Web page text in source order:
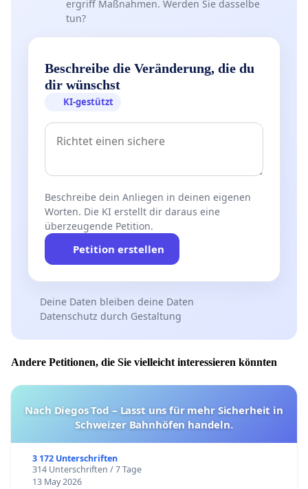
ergriff Maßnahmen. Werden Sie dasselbe
tun?
Beschreibe die Veränderung, die du
dir wünschst
KI-gestützt
Beschreibe dein Anliegen in deinen eigenen
Worten. Die KI erstellt dir daraus eine
überzeugende Petition.
Petition erstellen
Deine Daten bleiben deine Daten
Datenschutz durch Gestaltung
Andere Petitionen, die Sie vielleicht interessieren könnten
Nach Diegos Tod – Lasst uns für mehr Sicherheit in
Schweizer Bahnhöfen handeln.
3 172 Unterschriften
314 Unterschriften / 7 Tage
13 May 2026